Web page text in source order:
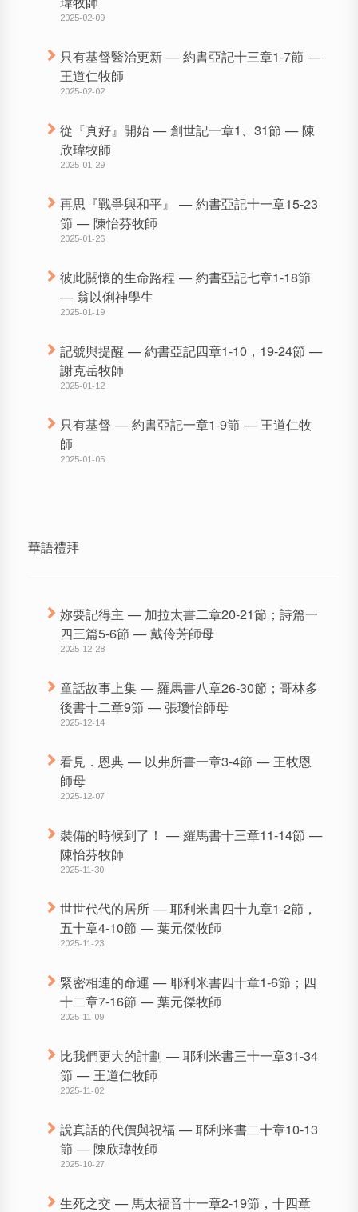
2025-02-09
只有基督醫治更新 — 約書亞記十三章1-7節 —
王道仁牧師
2025-02-02
從『真好』開始 — 創世記一章1、31節 — 陳
欣瑋牧師
2025-01-29
再思『戰爭與和平』 — 約書亞記十一章15-23
節 — 陳怡芬牧師
2025-01-26
彼此關懷的生命路程 — 約書亞記七章1-18節
— 翁以俐神學生
2025-01-19
記號與提醒 — 約書亞記四章1-10，19-24節 —
謝克岳牧師
2025-01-12
只有基督 — 約書亞記一章1-9節 — 王道仁牧
師
2025-01-05
華語禮拜
妳要記得主 — 加拉太書二章20-21節；詩篇一
四三篇5-6節 — 戴伶芳師母
2025-12-28
童話故事上集 — 羅馬書八章26-30節；哥林多
後書十二章9節 — 張瓊怡師母
2025-12-14
看見．恩典 — 以弗所書一章3-4節 — 王牧恩
師母
2025-12-07
裝備的時候到了！ — 羅馬書十三章11-14節 —
陳怡芬牧師
2025-11-30
世世代代的居所 — 耶利米書四十九章1-2節，
五十章4-10節 — 葉元傑牧師
2025-11-23
緊密相連的命運 — 耶利米書四十章1-6節；四
十二章7-16節 — 葉元傑牧師
2025-11-09
比我們更大的計劃 — 耶利米書三十一章31-34
節 — 王道仁牧師
2025-11-02
說真話的代價與祝福 — 耶利米書二十章10-13
節 — 陳欣瑋牧師
2025-10-27
生死之交 — 馬太福音十一章2-19節，十四章